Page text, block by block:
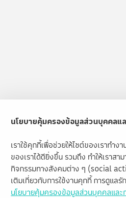
นโยบายคุ้มครองข้อมูลส่วนบุคคลแ
เราใช้คุกกี้เพื่อช่วยให้ไซต์ของเราทำ
ของเราได้ดียิ่งขึ้น รวมถึง ทำให้เราส
กิจกรรมทางสังคมต่าง ๆ (social
เติมเกี่ยวกับการใช้งานคุกกี้ การดูแ
นโยบายคุ้มครองข้อมูลส่วนบุคคลและ